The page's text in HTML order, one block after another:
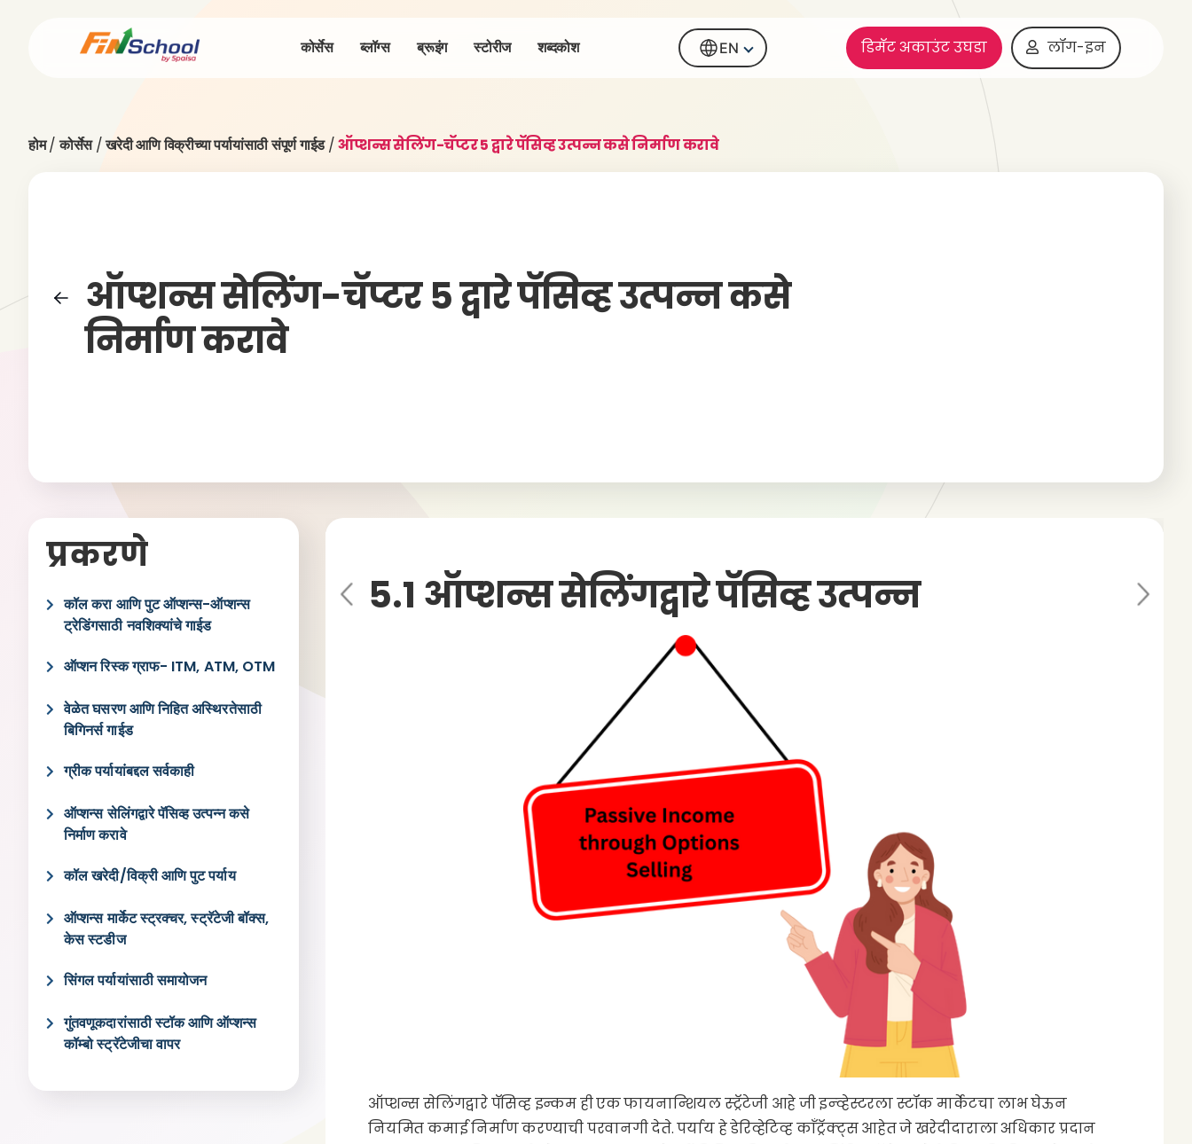
कोर्सेस ब्लॉग्स ब्रूइंग स्टोरीज शब्दकोश EN डिमॅट अकाउंट उघडा लॉग-इन
होम/कोर्सेस/खरेदी आणि विक्रीच्या पर्यायांसाठी संपूर्ण गाईड/ऑप्शन्स सेलिंग-चॅप्टर 5 द्वारे पॅसिव्ह उत्पन्न कसे निर्माण करावे
ऑप्शन्स सेलिंग-चॅप्टर 5 द्वारे पॅसिव्ह उत्पन्न कसे
निर्माण करावे
प्रकरणे
कॉल करा आणि पुट ऑप्शन्स-ऑप्शन्स
ट्रेडिंगसाठी नवशिक्यांचे गाईड
ऑप्शन रिस्क ग्राफ- ITM, ATM, OTM
वेळेत घसरण आणि निहित अस्थिरतेसाठी
बिगिनर्स गाईड
ग्रीक पर्यायांबद्दल सर्वकाही
ऑप्शन्स सेलिंगद्वारे पॅसिव्ह उत्पन्न कसे
निर्माण करावे
कॉल खरेदी/विक्री आणि पुट पर्याय
ऑप्शन्स मार्केट स्ट्रक्चर, स्ट्रॅटेजी बॉक्स,
केस स्टडीज
सिंगल पर्यायांसाठी समायोजन
गुंतवणूकदारांसाठी स्टॉक आणि ऑप्शन्स
कॉम्बो स्ट्रॅटेजीचा वापर
5.1 ऑप्शन्स सेलिंगद्वारे पॅसिव्ह उत्पन्न
ऑप्शन्स सेलिंगद्वारे पॅसिव्ह इन्कम ही एक फायनान्शियल स्ट्रॅटेजी आहे जी इन्व्हेस्टरला स्टॉक मार्केटचा लाभ घेऊन
नियमित कमाई निर्माण करण्याची परवानगी देते. पर्याय हे डेरिव्हेटिव्ह काँट्रॅक्ट्स आहेत जे खरेदीदाराला अधिकार प्रदान
Pre
Ne